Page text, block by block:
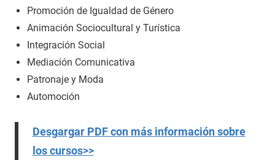
Promoción de Igualdad de Género
Animación Sociocultural y Turística
Integración Social
Mediación Comunicativa
Patronaje y Moda
Automoción
Desgargar PDF con más información sobre
los cursos>>